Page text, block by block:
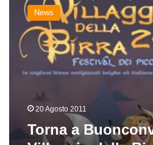
Buonconvento
Villaggio
della
Birra
News
20 Agosto 2011
Torna a